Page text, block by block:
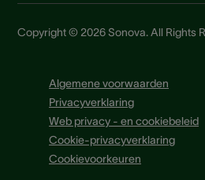
Copyright © 2026 Sonova. All Rights
Algemene voorwaarden
Privacyverklaring
Web privacy - en cookiebeleid
Cookie-privacyverklaring
Cookievoorkeuren